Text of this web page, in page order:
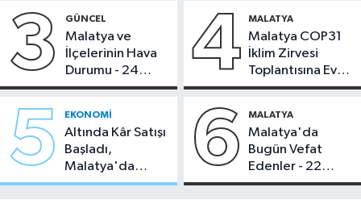
3 GÜNCEL
Malatya ve
İlçelerinin Hava
Durumu - 24
Temmuz 2026
4 MALATYA
Malatya COP31
İklim Zirvesi
Toplantısına Ev
Sahipliği Yaptı
5 EKONOMI
Altında Kâr Satışı
Başladı,
Malatya'da
Makas Ne
6 MALATYA
Malatya'da
Bugün Vefat
Edenler - 22
Temmuz 2026